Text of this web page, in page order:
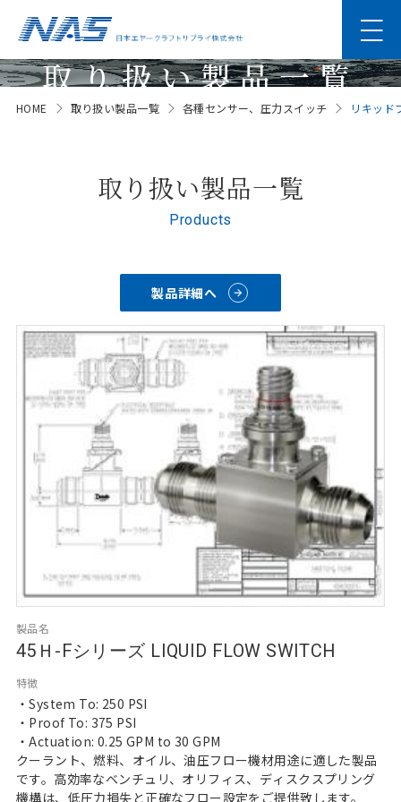
取り扱い製品一覧
Products
HOME 取り扱い製品一覧 各種センサー、圧力スイッチ リキッ
取り扱い製品一覧
Products
製品名
45Ｈ-Fシリーズ LIQUID FLOW SWITCH
特徴
・System To: 250 PSI
・Proof To: 375 PSI
・Actuation: 0.25 GPM to 30 GPM
クーラント、燃料、オイル、油圧フロー機材用途に適した製品
です。高効率なベンチュリ、オリフィス、ディスクスプリング
機構は、低圧力損失と正確なフロー設定をご提供致します。
製品詳細へ